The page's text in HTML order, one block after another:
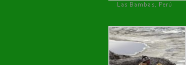
Las Bambas, Perú